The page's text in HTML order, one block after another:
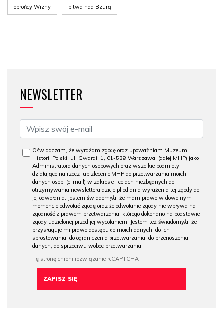
obrońcy Wizny bitwa nad Bzurą
NEWSLETTER
Oświadczam, że wyrażam zgodę oraz upoważniam Muzeum
Historii Polski, ul. Gwardii 1, 01-538 Warszawa, (dalej MHP) jako
Administratora danych osobowych oraz wszelkie podmioty
działające na rzecz lub zlecenie MHP do przetwarzania moich
danych osob. (e-mail) w zakresie i celach niezbędnych do
otrzymywania newslettera dzieje.pl od dnia wyrażenia tej zgody do
jej odwołania. Jestem świadomy/a, że mam prawo w dowolnym
momencie odwołać zgodę oraz że odwołanie zgody nie wpływa na
zgodność z prawem przetwarzania, którego dokonano na podstawie
zgody udzielonej przed jej wycofaniem. Jestem też świadomy/a, że
przysługuje mi prawo dostępu do moich danych, do ich
sprostowania, do ograniczenia przetwarzania, do przenoszenia
danych, do sprzeciwu wobec przetwarzania.